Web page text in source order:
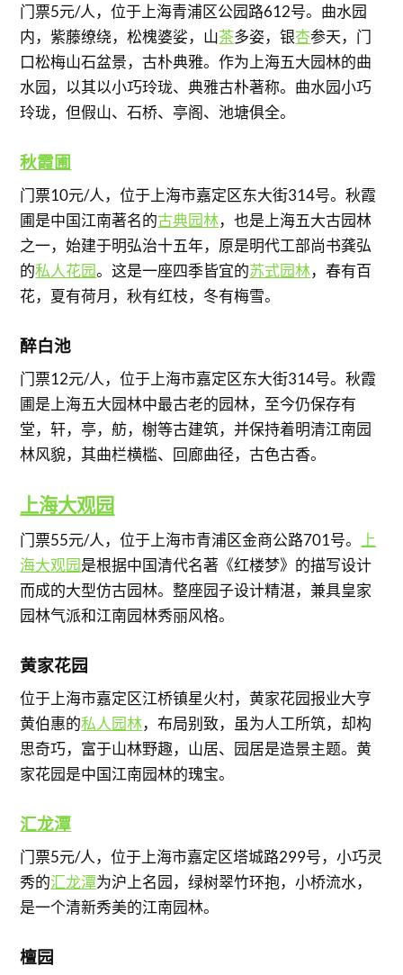
门票5元/人，位于上海青浦区公园路612号。曲水园
内，紫藤缭绕，松槐婆娑，山茶多姿，银杏参天，门
口松梅山石盆景，古朴典雅。作为上海五大园林的曲
水园，以其以小巧玲珑、典雅古朴著称。曲水园小巧
玲珑，但假山、石桥、亭阁、池塘俱全。
秋霞圃
门票10元/人，位于上海市嘉定区东大街314号。秋霞
圃是中国江南著名的古典园林，也是上海五大古园林
之一，始建于明弘治十五年，原是明代工部尚书龚弘
的私人花园。这是一座四季皆宜的苏式园林，春有百
花，夏有荷月，秋有红枝，冬有梅雪。
醉白池
门票12元/人，位于上海市嘉定区东大街314号。秋霞
圃是上海五大园林中最古老的园林，至今仍保存有
堂，轩，亭，舫，榭等古建筑，并保持着明清江南园
林风貌，其曲栏横槛、回廊曲径，古色古香。
上海大观园
门票55元/人，位于上海市青浦区金商公路701号。
上
海大观园是根据中国清代名著《红楼梦》的描写设计
而成的大型仿古园林。整座园子设计精湛，兼具皇家
园林气派和江南园林秀丽风格。
黄家花园
位于上海市嘉定区江桥镇星火村，黄家花园报业大亨
黄伯惠的私人园林，布局别致，虽为人工所筑，却构
思奇巧，富于山林野趣，山居、园居是造景主题。黄
家花园是中国江南园林的瑰宝。
汇龙潭
门票5元/人，位于上海市嘉定区塔城路299号，小巧灵
秀的汇龙潭为沪上名园，绿树翠竹环抱，小桥流水，
是一个清新秀美的江南园林。
檀园